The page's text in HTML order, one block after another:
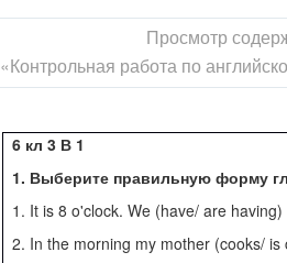
Просмотр
«Контрольная работа по
6 кл 3 В 1
1. Выберите правильную форму
1. It is 8 o'clock. We (have/ are
2. In the morning my mother (cooks/